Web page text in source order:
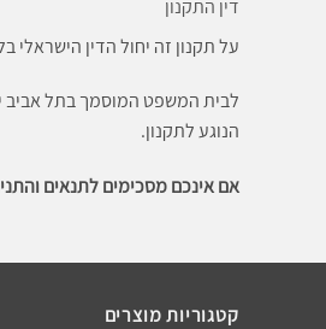
דין התקנון
על תקנון זה יחול הדין הישראלי
לבית המשפט המוסמך בתל אביב
הנוגע לתקנון.
אם אינכם מסכימים לתנאים
קטגוריות מוצרים